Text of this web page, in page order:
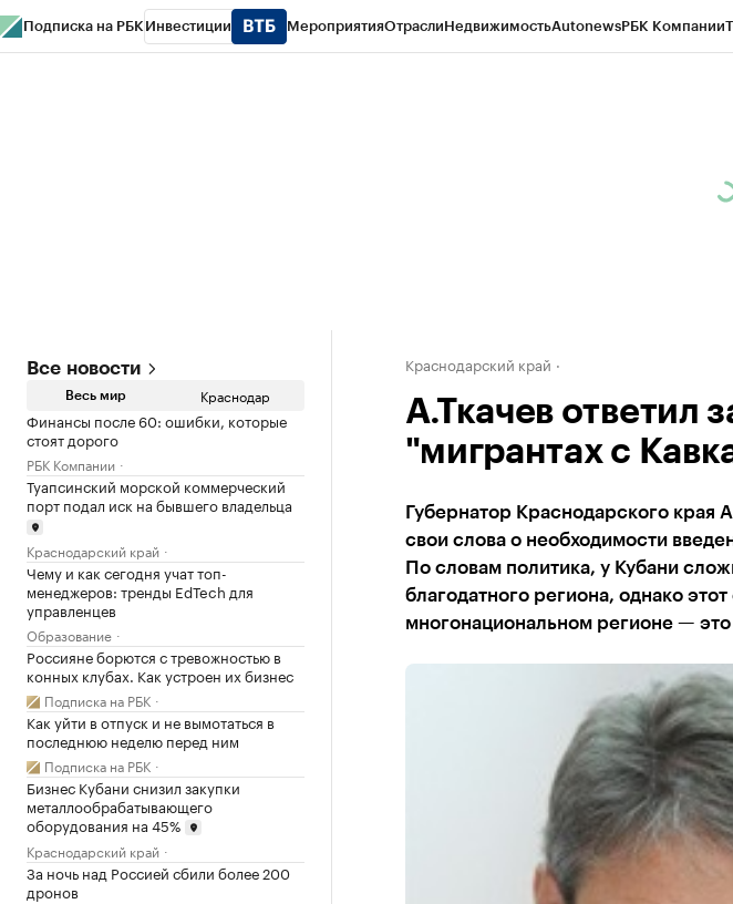
Подписка на РБК Инвестиции МероприятияОтраслиНедвижимостьAutonewsРБК Компании
Все новости
Весь мир Краснодар
Финансы после 60: ошибки, которые
стоят дорого
РБК Компании
Туапсинский морской коммерческий
порт подал иск на бывшего владельца
Краснодарский край
Чему и как сегодня учат топ-
менеджеров: тренды EdTech для
управленцев
Образование
Россияне борются с тревожностью в
конных клубах. Как устроен их бизнес
Подписка на РБК
Как уйти в отпуск и не вымотаться в
последнюю неделю перед ним
Подписка на РБК
Бизнес Кубани снизил закупки
металлообрабатывающего
оборудования на 45%
Краснодарский край
За ночь над Россией сбили более 200
дронов
Краснодарский край
А.Ткачев ответил
"мигрантах с
Губернатор Краснодарского края
свои слова о необходимости
По словам политика, у Кубани
благодатного региона, однако
многонациональном регионе —